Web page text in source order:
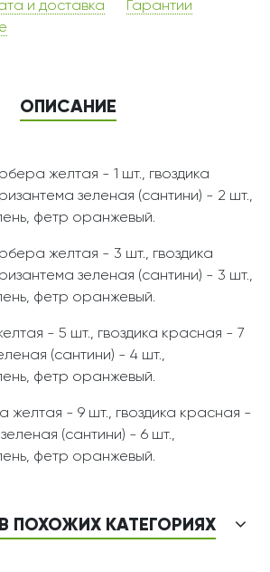
и доставка
Гарантии
ОПИСАНИЕ
желтая - 1 шт., гвоздика
зеленая (сантини) - 2 шт.,
фетр оранжевый.
желтая - 3 шт., гвоздика
зеленая (сантини) - 3 шт.,
фетр оранжевый.
- 5 шт., гвоздика красная - 7
(сантини) - 4 шт.,
фетр оранжевый.
желтая - 9 шт., гвоздика красная -
(сантини) - 6 шт.,
фетр оранжевый.
ПОХОЖИХ КАТЕГОРИЯХ